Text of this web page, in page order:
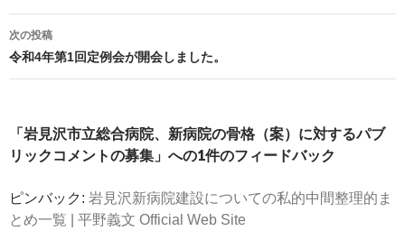
ビ
ゲ
ー
ョ
ン
次の投稿
令和4年第1回定例会が開会しました。
「岩見沢市立総合病院、新病院の骨格（案）に対するパブ
リックコメントの募集」への1件のフィードバック
ピンバック: 岩見沢新病院建設についての私的中間整理的ま
とめ一覧 | 平野義文 Official Web Site